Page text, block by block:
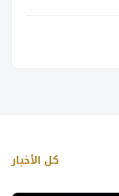
كل الأخبار